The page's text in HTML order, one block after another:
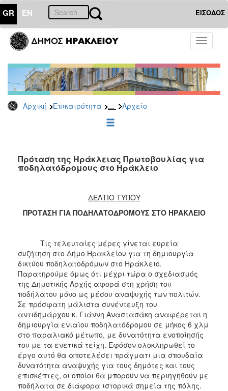
GR EN ΕΙΣΟΔΟΣ
Toggle
Αρχική Επικαιρότητα ... Αρχείο
ΕΠΙΚΑΙΡΟΤΗΤΑ
Παρατάξεις
Αρχείο
ΕΠΙΣΚΕΠΤΗΣ
Πρόταση της Ηράκλειας Πρωτοβουλίας για
ποδηλατόδρομους στο Ηράκλειο
ΔΕΛΤΙΟ ΤΥΠΟΥ
ΠΡΟΤΑΣΗ ΓΙΑ ΠΟΔΗΛΑΤΟΔΡΟΜΟΥΣ ΣΤΟ ΗΡΑΚΛΕΙΟ
Τις τελευταίες μέρες γίνεται ευρεία
συζήτηση στο Δήμο Ηρακλείου για τη δημιουργία
δικτύου ποδηλατοδρόμων στο Ηράκλειο.
Παρατηρούμε όμως ότι μέχρι τώρα ο σχεδιασμός
της Δημοτικής Αρχής αφορά στη χρήση του
ποδήλατου μόνο ως μέσου αναψυχής των πολιτών.
Σε πρόσφατη μάλιστα συνέντευξη του
αντιδημάρχου κ. Γιάννη Αναστασάκη αναφέρεται η
δημιουργία ενιαίου ποδηλατόδρομου σε μήκος 6 χλμ
στο παραλιακό μέτωπο, με δυνατότητα ενοποίησής
του με τα ενετικά τείχη. Εφόσον ολοκληρωθεί το
έργο αυτό θα αποτελέσει πράγματι μια σπουδαία
δυνατότητα αναψυχής για τους δημότες και τους
επισκέπτες, οι οποίοι θα μπορούν να περιηγηθούν με
ποδήλατα σε διάφορα ιστορικά σημεία της πόλης.